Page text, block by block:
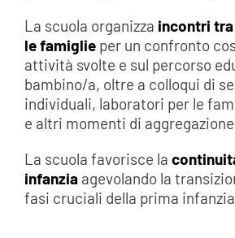
La scuola organizza incontri
le famiglieper un confronto
attività svolte e sul percorso
bambino/a, oltre a colloqui di
individuali, laboratori per le
e altri momenti di
La scuola favorisce la
infanziaagevolando la
fasi cruciali della prima